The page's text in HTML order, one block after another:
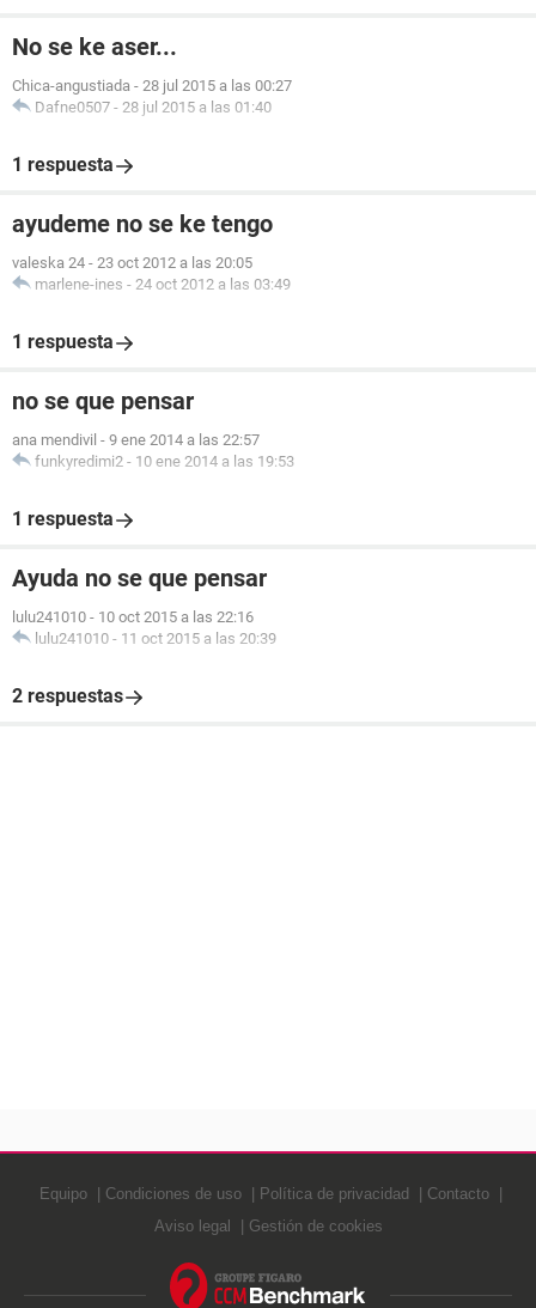
No se ke aser...
Chica-angustiada - 28 jul 2015 a las 00:27
Dafne0507 - 28 jul 2015 a las 01:40
1 respuesta
ayudeme no se ke tengo
valeska 24 - 23 oct 2012 a las 20:05
marlene-ines - 24 oct 2012 a las 03:49
1 respuesta
no se que pensar
ana mendivil - 9 ene 2014 a las 22:57
funkyredimi2 - 10 ene 2014 a las 19:53
1 respuesta
Ayuda no se que pensar
lulu241010 - 10 oct 2015 a las 22:16
lulu241010 - 11 oct 2015 a las 20:39
2 respuestas
Equipo Condiciones de uso Política de privacidad
Contacto
Aviso legal
Gestión de cookies